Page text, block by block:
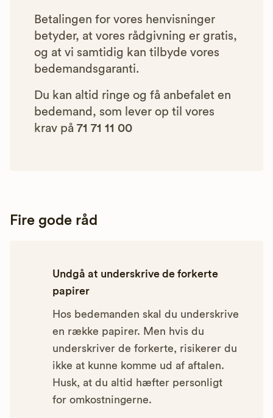
Betalingen for vores henvisninger
betyder, at vores rådgivning er gratis,
og at vi samtidig kan tilbyde vores
bedemandsgaranti.
Du kan altid ringe og få anbefalet en
bedemand, som lever op til vores
krav på 71 71 11 00
Fire gode råd
Undgå at underskrive de forkerte
papirer
Hos bedemanden skal du underskrive
en række papirer. Men hvis du
underskriver de forkerte, risikerer du
ikke at kunne komme ud af aftalen.
Husk, at du altid hæfter personligt
for omkostningerne.